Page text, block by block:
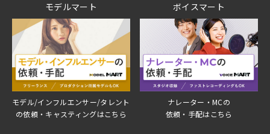
モデルマート
モデル/インフルエンサー/タレント
の依頼・キャスティングはこちら
ボイスマート
ナレーター・MCの
依頼・手配はこちら